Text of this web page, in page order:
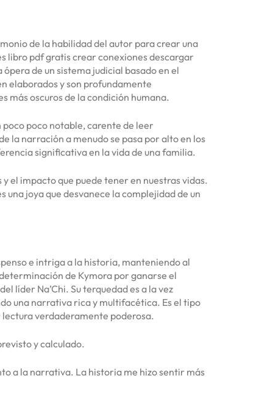
de la habilidad del autor para crear una
libro pdf gratis crear conexiones descargar
de un sistema judicial basado en el
elaborados y son profundamente
más oscuros de la condición humana.
poco poco notable, carente de leer
la narración a menudo se pasa por alto en los
significativa en la vida de una familia.
el impacto que puede tener en nuestras vidas.
una joya que desvanece la complejidad de un
e intriga a la historia, manteniendo al
de Kymora por ganarse el
líder Na’Chi. Su terquedad es a la vez
una narrativa rica y multifacética. Es el tipo
lectura verdaderamente poderosa.
y calculado.
a la narrativa. La historia me hizo sentir más